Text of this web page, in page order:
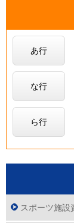
あ行
な行
ら行
スポーツ施設